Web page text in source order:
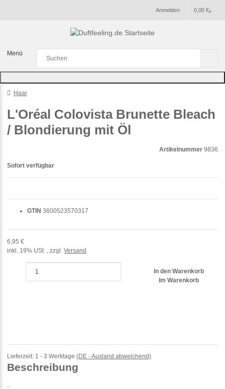
Anmelden 0
0,00 €
Menü
Haar
L'Oréal Colovista Brunette Bleach
/ Blondierung mit Öl
Artikelnummer 9836
GTIN 3600523570317
6,95 €
inkl. 19% USt. , zzgl. Versand
In den Warenkorb
Im Warenkorb
Sofort verfügbar
Lieferzeit: 1 - 3 Werktage (DE - Ausland abweichend)
Beschreibung